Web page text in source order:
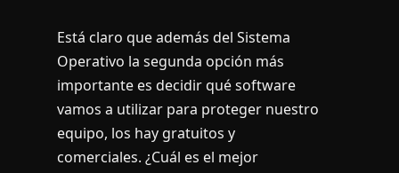
Está claro que además del Sistema
Operativo la segunda opción más
importante es decidir qué software
vamos a utilizar para proteger nuestro
equipo, los hay gratuitos y
comerciales. ¿Cuál es el mejor